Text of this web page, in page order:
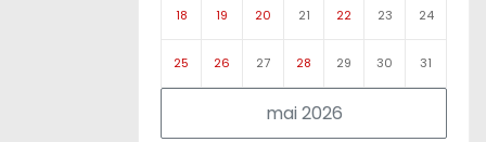
mai 2026
18 19 20 21 22 23 24
25 26 27 28 29 30 31